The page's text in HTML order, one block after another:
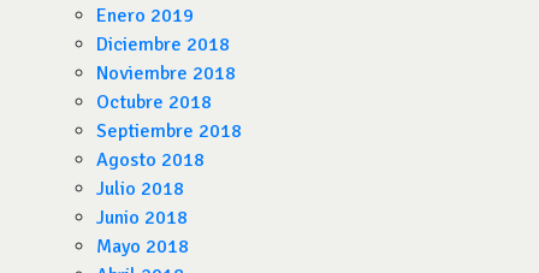
Enero 2019
Diciembre 2018
Noviembre 2018
Octubre 2018
Septiembre 2018
Agosto 2018
Julio 2018
Junio 2018
Mayo 2018